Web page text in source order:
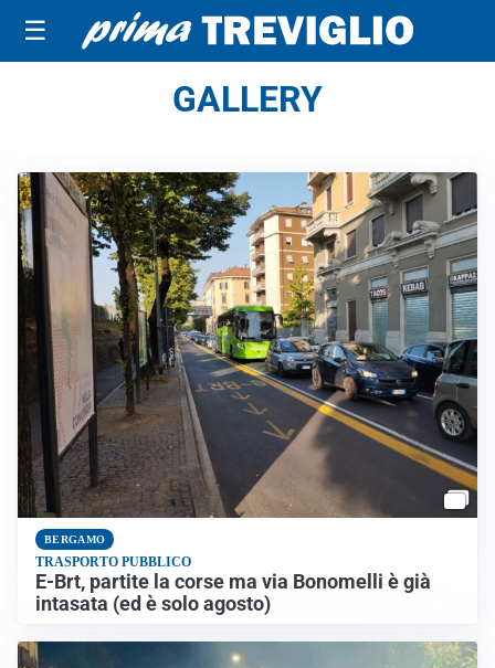
☰
GALLERY
BERGAMO
TRASPORTO PUBBLICO
E-Brt, partite la corse ma via Bonomelli è già
intasata (ed è solo agosto)